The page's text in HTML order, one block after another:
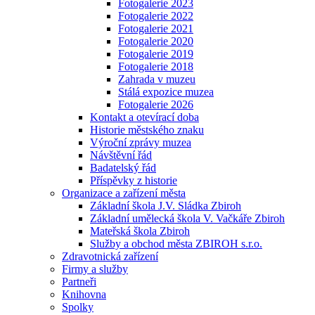
Fotogalerie 2023
Fotogalerie 2022
Fotogalerie 2021
Fotogalerie 2020
Fotogalerie 2019
Fotogalerie 2018
Zahrada v muzeu
Stálá expozice muzea
Fotogalerie 2026
Kontakt a otevírací doba
Historie městského znaku
Výroční zprávy muzea
Návštěvní řád
Badatelský řád
Příspěvky z historie
Organizace a zařízení města
Základní škola J.V. Sládka Zbiroh
Základní umělecká škola V. Vačkáře Zbiroh
Mateřská škola Zbiroh
Služby a obchod města ZBIROH s.r.o.
Zdravotnická zařízení
Firmy a služby
Partneři
Knihovna
Spolky